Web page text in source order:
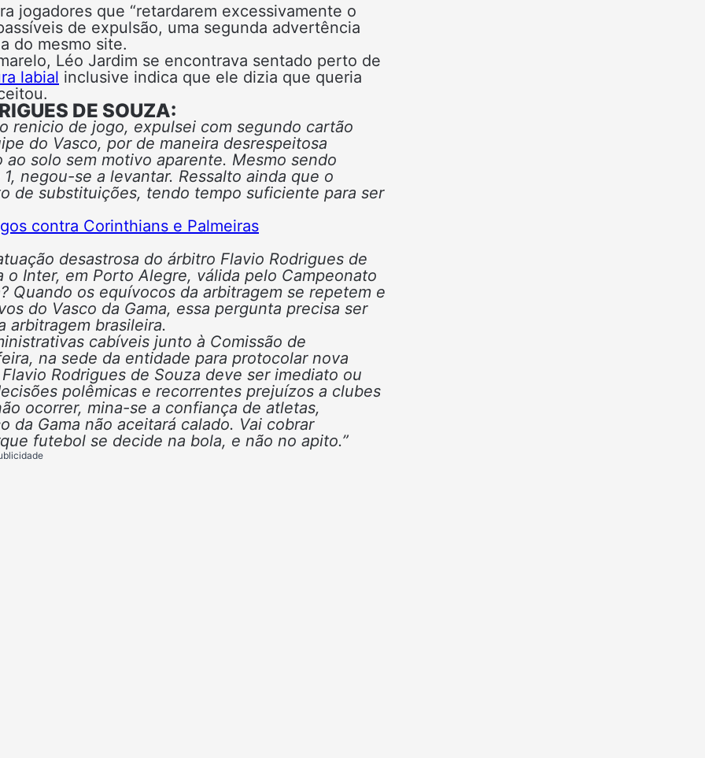
jogadores que “retardarem excessivamente o
de expulsão, uma segunda advertência
do mesmo site.
Léo Jardim se encontrava sentado perto de
labial inclusive indica que ele dizia que queria
DE SOUZA:
renicio de jogo, expulsei com segundo cartão
do Vasco, por de maneira desrespeitosa
solo sem motivo aparente. Mesmo sendo
negou-se a levantar. Ressalto ainda que o
de substituições, tendo tempo suficiente para ser
contra Corinthians e Palmeiras
desastrosa do árbitro Flavio Rodrigues de
Inter, em Porto Alegre, válida pelo Campeonato
Quando os equívocos da arbitragem se repetem e
do Vasco da Gama, essa pergunta precisa ser
arbitragem brasileira.
cabíveis junto à Comissão de
na sede da entidade para protocolar nova
Rodrigues de Souza deve ser imediato ou
polêmicas e recorrentes prejuízos a clubes
ocorrer, mina-se a confiança de atletas,
da Gama não aceitará calado. Vai cobrar
futebol se decide na bola, e não no apito.”